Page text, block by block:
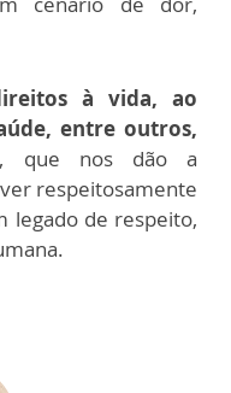
à vida, ao
entre outros,
, que nos dão a
respeitosamente
legado de respeito,